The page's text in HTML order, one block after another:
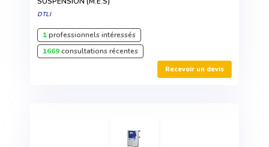
DTLI
1professionnels intéressés
1669consultations récentes
Recevoir un devis